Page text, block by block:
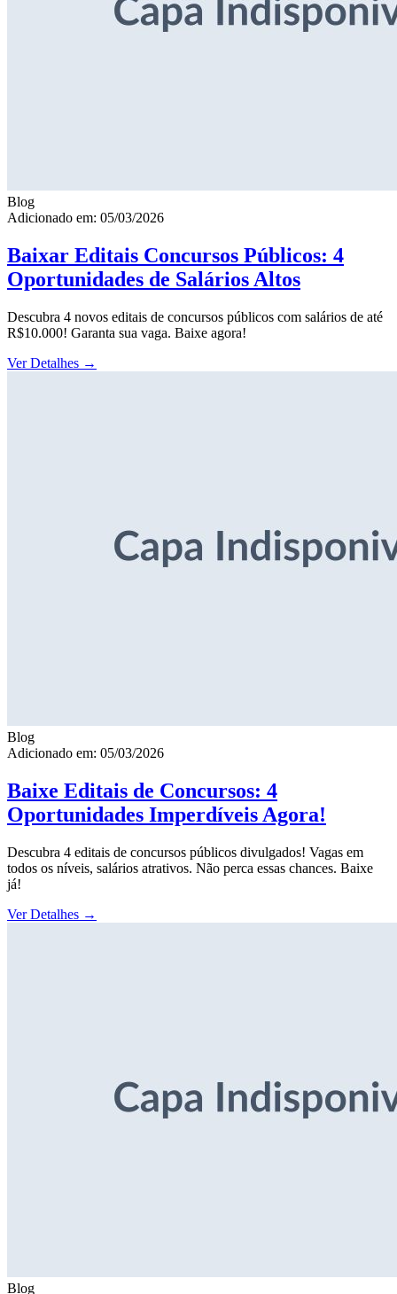
Blog
Adicionado em: 05/03/2026
Baixar Editais Concursos Públicos: 4
Oportunidades de Salários Altos
Descubra 4 novos editais de concursos públicos com salários de até
R$10.000! Garanta sua vaga. Baixe agora!
Ver Detalhes →
Blog
Adicionado em: 05/03/2026
Baixe Editais de Concursos: 4
Oportunidades Imperdíveis Agora!
Descubra 4 editais de concursos públicos divulgados! Vagas em
todos os níveis, salários atrativos. Não perca essas chances. Baixe
já!
Ver Detalhes →
Blog